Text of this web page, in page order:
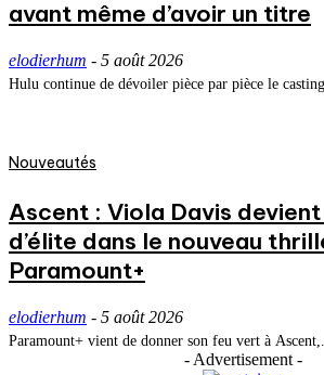
avant même d’avoir un titre
elodierhum - 5 août 2026
Hulu continue de dévoiler pièce par pièce le
Nouveautés
Ascent : Viola Davis
d’élite dans le nouveau
Paramount+
elodierhum - 5 août 2026
Paramount+ vient de donner son feu vert à
- Advertisement -